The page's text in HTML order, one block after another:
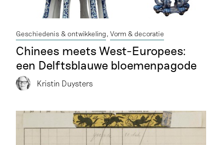
Geschiedenis & ontwikkeling Vorm & decoratie
Chinees meets West-Europees:
een Delftsblauwe bloemenpagode
Kristin Duysters